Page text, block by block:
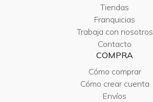
Tiendas
Franquicias
Trabaja con nosotros
Contacto
COMPRA
Cómo comprar
Cómo crear cuenta
Envíos